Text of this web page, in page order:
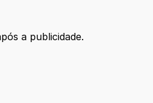
a publicidade.